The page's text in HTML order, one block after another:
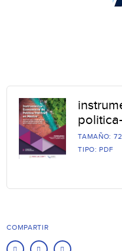
TAMAÑO:
TIPO: PDF
COMPARTIR